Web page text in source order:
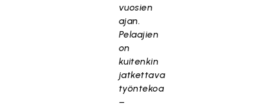
vuosien
ajan.
Pelaajien
on
kuitenkin
jatkettava
työntekoa
–